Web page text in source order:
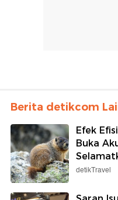
Berita detikcom
Efek
Buka
detikTravel